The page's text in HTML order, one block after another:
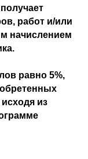
работ и/или
начислением
равно 5%,
из